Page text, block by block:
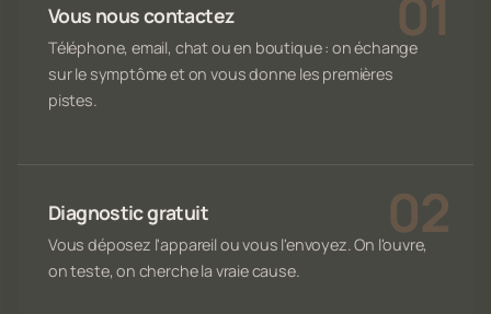
Vous nous contactez
Téléphone, email, chat ou en boutique : on échange
sur le symptôme et on vous donne les premières
pistes.
Diagnostic gratuit
Vous déposez l'appareil ou vous l'envoyez. On l'ouvre,
on teste, on cherche la vraie cause.